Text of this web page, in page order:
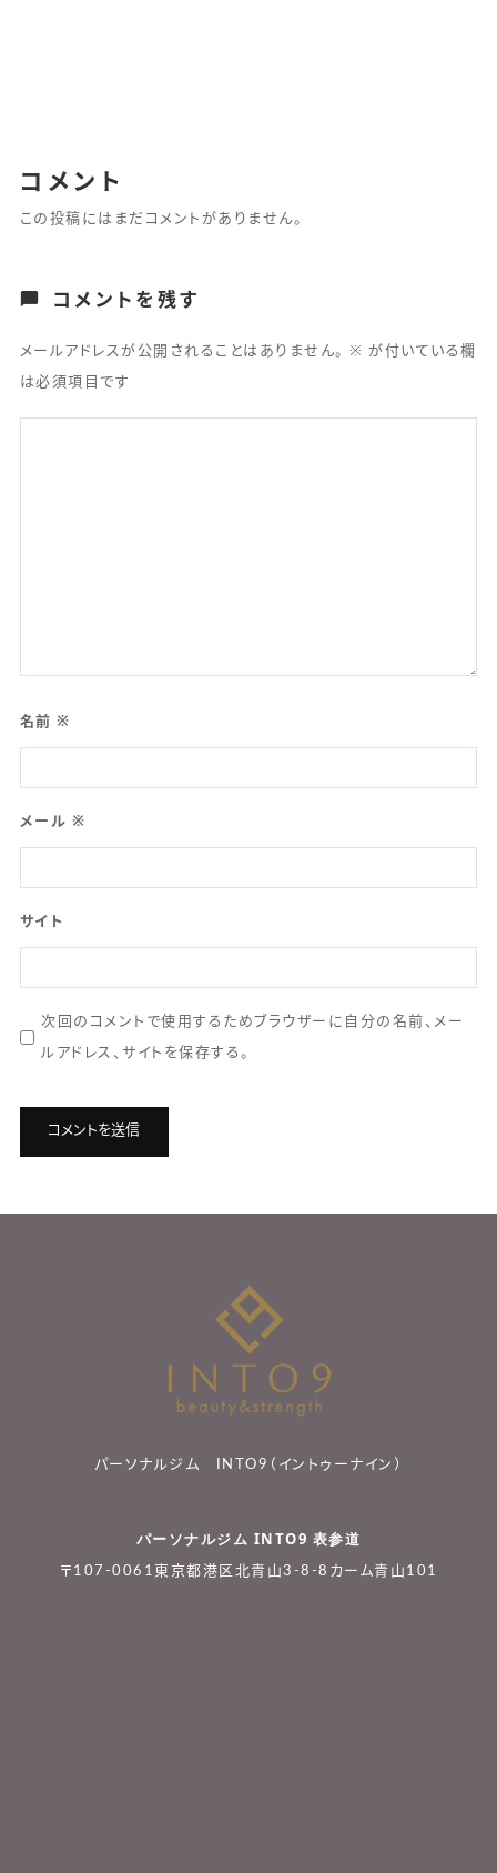
コメント
この投稿にはまだコメントがありません。
コメントを残す
メールアドレスが公開されることはありません。 ※ が付いている欄
は必須項目です
名前※
メール ※
サイト
次回のコメントで使用するためブラウザーに自分の名前、メー
ルアドレス、サイトを保存する。
パーソナルジム INTO9（イントゥーナイン）
パーソナルジム INTO9 表参道
〒107-0061東京都港区北青山3-8-8カーム青山101